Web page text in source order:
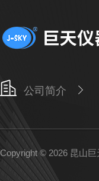
公司简介
Copyright © 2026 昆山